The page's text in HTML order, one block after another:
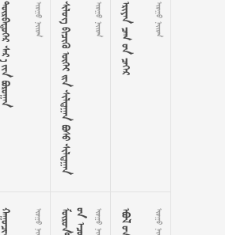
 
     
        
   
     